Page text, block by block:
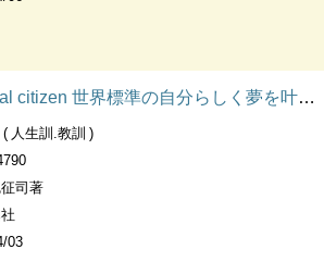
citizen 世界標準の自分らしく夢を叶える7ルール
人生訓.教訓
司著
03